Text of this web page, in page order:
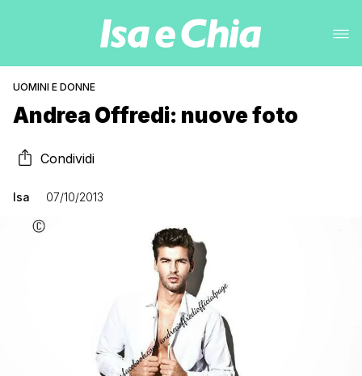
UOMINI E DONNE
Andrea Offredi: nuove foto
Condividi
Isa 07/10/2013